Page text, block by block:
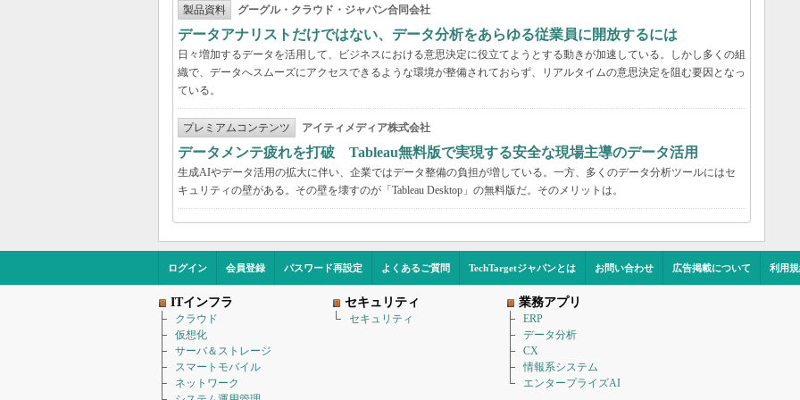
製品資料 グーグル・クラウド・ジャパン合同会社
データアナリストだけではない、データ分析をあらゆる従業員に開放するには
日々増加するデータを活用して、ビジネスにおける意思決定に役立てようとする動きが加速している。しかし多くの組
織で、データへスムーズにアクセスできるような環境が整備されておらず、リアルタイムの意思決定を阻む要因となっ
ている。
プレミアムコンテンツ アイティメディア株式会社
データメンテ疲れを打破 Tableau無料版で実現する安全な現場主導のデータ活用
生成AIやデータ活用の拡大に伴い、企業ではデータ整備の負担が増している。一方、多くのデータ分析ツールにはセ
キュリティの壁がある。その壁を壊すのが「Tableau Desktop」の無料版だ。そのメリットは。
ログイン 会員登録 パスワード再設定 よくあるご質問 TechTargetジャパンとは お問い合わせ 広告掲載について 利用
ITインフラ
クラウド
仮想化
サーバ＆ストレージ
スマートモバイル
ネットワーク
セキュリティ
セキュリティ
業務アプリ
ERP
データ分析
CX
情報系システム
エンタープライズAI